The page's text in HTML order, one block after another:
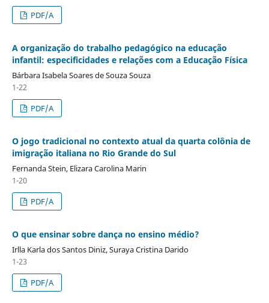
PDF/A
A organização do trabalho pedagógico na educação
infantil: especificidades e relações com a Educação Física
Bárbara Isabela Soares de Souza Souza
1-22
PDF/A
O jogo tradicional no contexto atual da quarta colônia de
imigração italiana no Rio Grande do Sul
Fernanda Stein, Elizara Carolina Marin
1-20
PDF/A
O que ensinar sobre dança no ensino médio?
Irlla Karla dos Santos Diniz, Suraya Cristina Darido
1-23
PDF/A